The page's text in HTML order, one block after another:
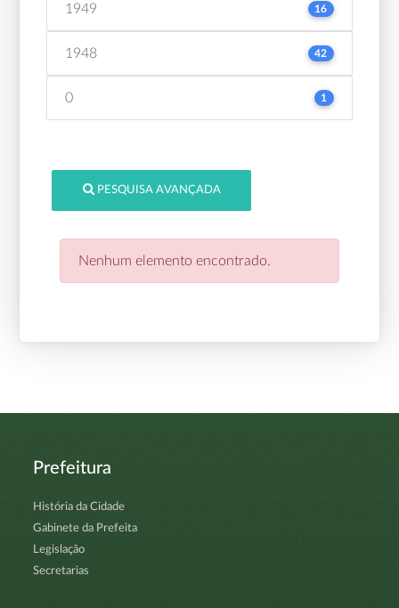
1949 16
1948 42
0 1
PESQUISA AVANÇADA
Nenhum elemento encontrado.
Prefeitura
História da Cidade
Gabinete da Prefeita
Legislação
Secretarias